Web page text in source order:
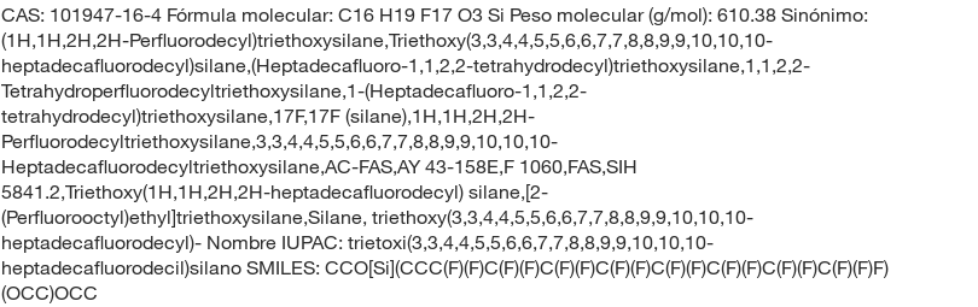
CAS: 101947-16-4 Fórmula molecular: C16 H19 F17 O3 Si Peso molecular (g/mol): 610.38 Sinónimo:
(1H,1H,2H,2H-Perfluorodecyl)triethoxysilane,Triethoxy(3,3,4,4,5,5,6,6,7,7,8,8,9,9,10,10,10-
heptadecafluorodecyl)silane,(Heptadecafluoro-1,1,2,2-tetrahydrodecyl)triethoxysilane,1,1,2,2-
Tetrahydroperfluorodecyltriethoxysilane,1-(Heptadecafluoro-1,1,2,2-
tetrahydrodecyl)triethoxysilane,17F,17F (silane),1H,1H,2H,2H-
Perfluorodecyltriethoxysilane,3,3,4,4,5,5,6,6,7,7,8,8,9,9,10,10,10-
Heptadecafluorodecyltriethoxysilane,AC-FAS,AY 43-158E,F 1060,FAS,SIH
5841.2,Triethoxy(1H,1H,2H,2H-heptadecafluorodecyl) silane,[2-
(Perfluorooctyl)ethyl]triethoxysilane,Silane, triethoxy(3,3,4,4,5,5,6,6,7,7,8,8,9,9,10,10,10-
heptadecafluorodecyl)- Nombre IUPAC: trietoxi(3,3,4,4,5,5,6,6,7,7,8,8,9,9,10,10,10-
heptadecafluorodecil)silano SMILES: CCO[Si](CCC(F)(F)C(F)(F)C(F)(F)C(F)(F)C(F)(F)C(F)(F)C(F)(F)C(F)(F)F)
(OCC)OCC